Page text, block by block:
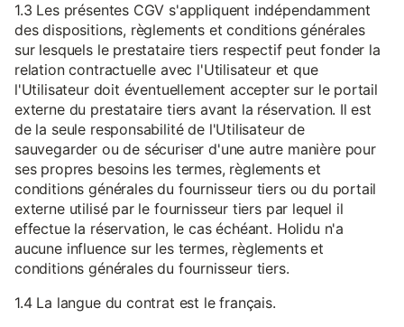
1.3 Les présentes CGV s'appliquent indépendamment
des dispositions, règlements et conditions générales
sur lesquels le prestataire tiers respectif peut fonder la
relation contractuelle avec l'Utilisateur et que
l'Utilisateur doit éventuellement accepter sur le portail
externe du prestataire tiers avant la réservation. Il est
de la seule responsabilité de l'Utilisateur de
sauvegarder ou de sécuriser d'une autre manière pour
ses propres besoins les termes, règlements et
conditions générales du fournisseur tiers ou du portail
externe utilisé par le fournisseur tiers par lequel il
effectue la réservation, le cas échéant. Holidu n'a
aucune influence sur les termes, règlements et
conditions générales du fournisseur tiers.
1.4 La langue du contrat est le français.